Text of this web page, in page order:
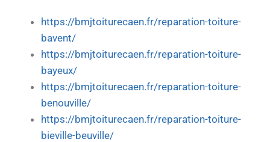
https://bmjtoiturecaen.fr/reparation-toiture-
bavent/
https://bmjtoiturecaen.fr/reparation-toiture-
bayeux/
https://bmjtoiturecaen.fr/reparation-toiture-
benouville/
https://bmjtoiturecaen.fr/reparation-toiture-
bieville-beuville/